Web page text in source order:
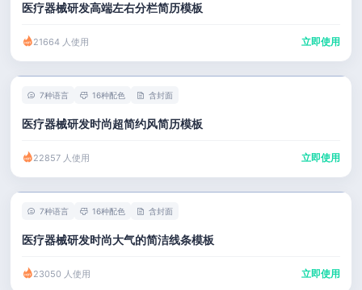
医疗器械研发高端左右分栏简历模板
21664 人使用 立即使用
7种语言 16种配色 含封面
医疗器械研发时尚超简约风简历模板
22857 人使用 立即使用
7种语言 16种配色 含封面
医疗器械研发时尚大气的简洁线条模板
23050 人使用 立即使用